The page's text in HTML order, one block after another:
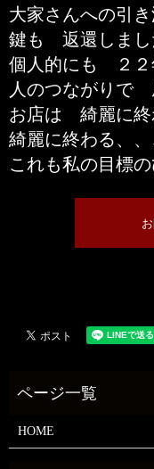
大家さんへの引き
鍵も 返還しまし
個人的にも ２
人のつながりで
お店は 綺麗に終
綺麗に終わる、、
これも私の目標の
HOME